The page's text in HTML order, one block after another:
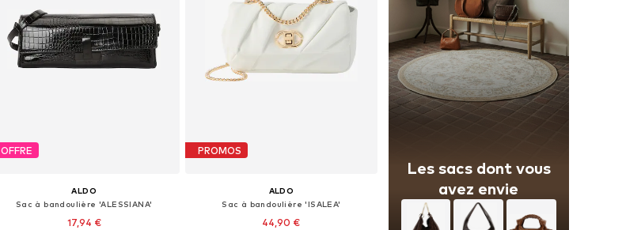
OFFRE
ALDO
Sac à bandoulière 'ALESSIANA'
17,94 €
PROMOS
ALDO
Sac à bandoulière 'ISALEA'
44,90 €
Les sacs dont vous
avez envie